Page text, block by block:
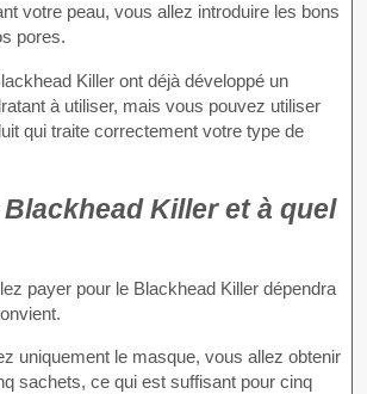
votre peau, vous allez introduire les bons
pores.
Killer ont déjà développé un
à utiliser, mais vous pouvez utiliser
qui traite correctement votre type de
Killer et à quel
payer pour le Blackhead Killer dépendra
uniquement le masque, vous allez obtenir
sachets, ce qui est suffisant pour cinq